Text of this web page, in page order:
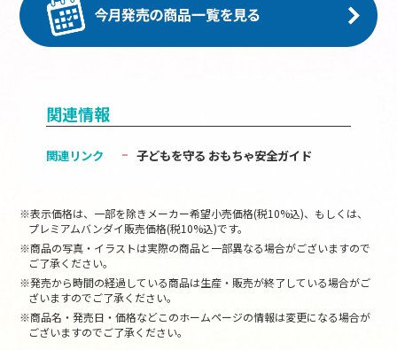
関連情報
関連リンク 子どもを守る おもちゃ安全ガイド
※表示価格は、一部を除きメーカー希望小売価格(税10%込)、もしくは、
プレミアムバンダイ販売価格(税10%込)です。
※商品の写真・イラストは実際の商品と一部異なる場合がございますので
ご了承ください。
※発売から時間の経過している商品は生産・販売が終了している場合がご
ざいますのでご了承ください。
※商品名・発売日・価格などこのホームページの情報は変更になる場合が
ございますのでご了承ください。